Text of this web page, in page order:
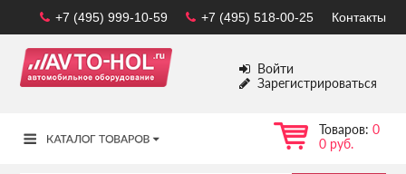
Контакты
+7 (495) 518-00-25
+7 (495) 999-10-59
Войти
Зарегистрироваться
Товаров: 0
0 руб.